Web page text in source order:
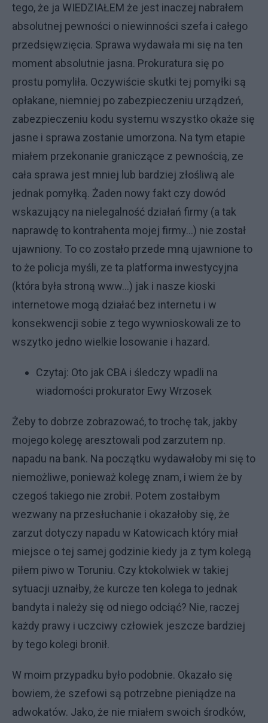
tego, że ja WIEDZIAŁEM że jest inaczej nabrałem
absolutnej pewności o niewinności szefa i całego
przedsięwzięcia. Sprawa wydawała mi się na ten
moment absolutnie jasna. Prokuratura się po
prostu pomyliła. Oczywiście skutki tej pomyłki są
opłakane, niemniej po zabezpieczeniu urządzeń,
zabezpieczeniu kodu systemu wszystko okaże się
jasne i sprawa zostanie umorzona. Na tym etapie
miałem przekonanie graniczące z pewnością, ze
cała sprawa jest mniej lub bardziej złośliwą ale
jednak pomyłką. Żaden nowy fakt czy dowód
wskazujący na nielegalność działań firmy (a tak
naprawdę to kontrahenta mojej firmy...) nie został
ujawniony. To co zostało przede mną ujawnione to
to że policja myśli, ze ta platforma inwestycyjna
(która była stroną www...) jak i nasze kioski
internetowe mogą działać bez internetu i w
konsekwencji sobie z tego wywnioskowali ze to
wszytko jedno wielkie losowanie i hazard.
Czytaj: Oto jak CBA i śledczy wpadli na
wiadomości prokurator Ewy Wrzosek
Żeby to dobrze zobrazować, to trochę tak, jakby
mojego kolegę aresztowali pod zarzutem np.
napadu na bank. Na początku wydawałoby mi się to
niemożliwe, ponieważ kolegę znam, i wiem że by
czegoś takiego nie zrobił. Potem zostałbym
wezwany na przesłuchanie i okazałoby się, że
zarzut dotyczy napadu w Katowicach który miał
miejsce o tej samej godzinie kiedy ja z tym kolegą
piłem piwo w Toruniu. Czy ktokolwiek w takiej
sytuacji uznałby, że kurcze ten kolega to jednak
bandyta i należy się od niego odciąć? Nie, raczej
każdy prawy i uczciwy człowiek jeszcze bardziej
by tego kolegi bronił.
W moim przypadku było podobnie. Okazało się
bowiem, że szefowi są potrzebne pieniądze na
adwokatów. Jako, że nie miałem swoich środków,